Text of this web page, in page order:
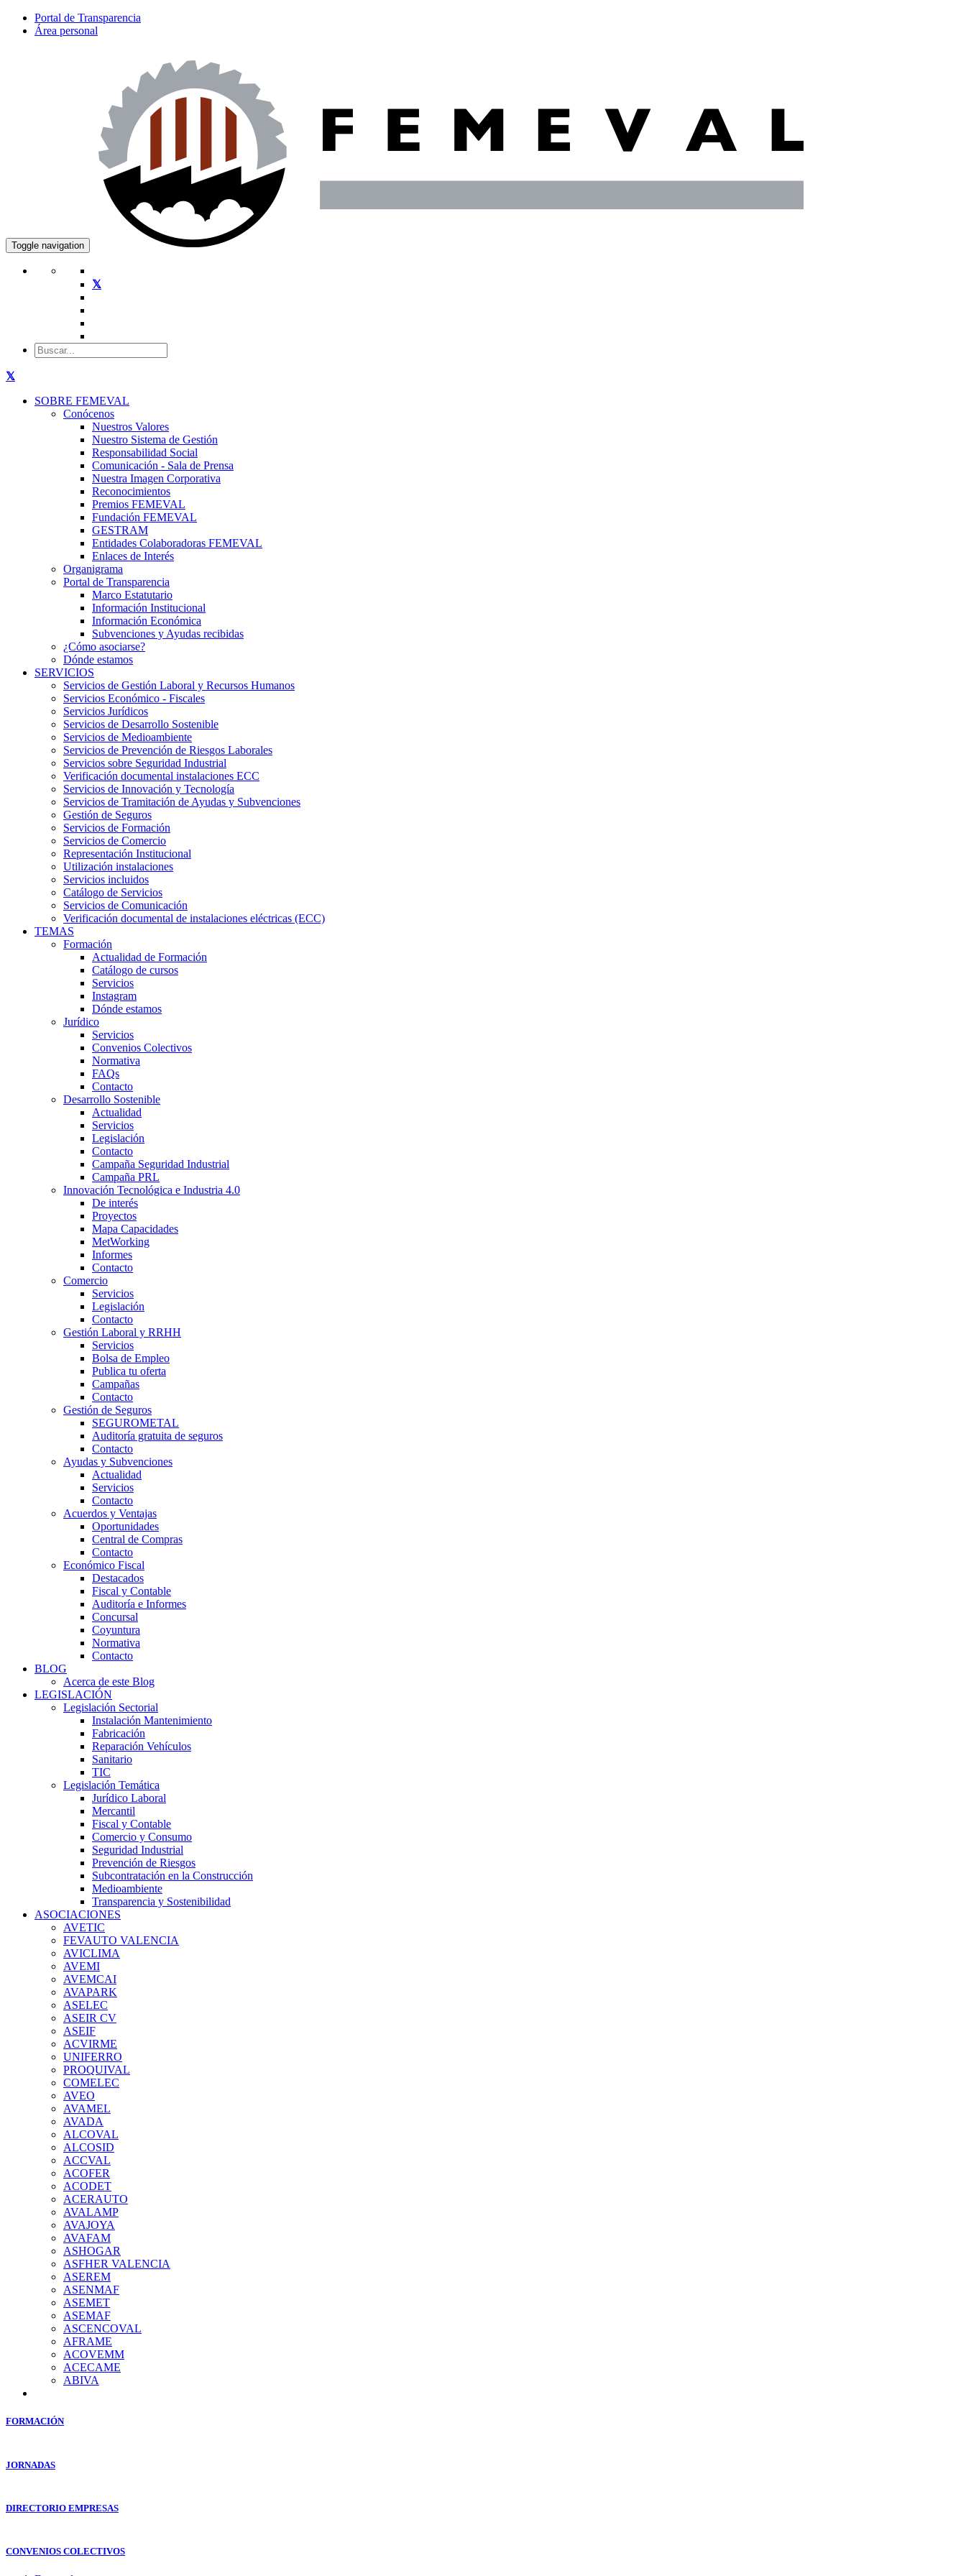
Portal de Transparencia
Área personal
Toggle navigation
SOBRE FEMEVAL
Conócenos
Nuestros Valores
Nuestro Sistema de Gestión
Responsabilidad Social
Comunicación - Sala de Prensa
Nuestra Imagen Corporativa
Reconocimientos
Premios FEMEVAL
Fundación FEMEVAL
GESTRAM
Entidades Colaboradoras FEMEVAL
Enlaces de Interés
Organigrama
Portal de Transparencia
Marco Estatutario
Información Institucional
Información Económica
Subvenciones y Ayudas recibidas
¿Cómo asociarse?
Dónde estamos
SERVICIOS
Servicios de Gestión Laboral y Recursos Humanos
Servicios Económico - Fiscales
Servicios Jurídicos
Servicios de Desarrollo Sostenible
Servicios de Medioambiente
Servicios de Prevención de Riesgos Laborales
Servicios sobre Seguridad Industrial
Verificación documental instalaciones ECC
Servicios de Innovación y Tecnología
Servicios de Tramitación de Ayudas y Subvenciones
Gestión de Seguros
Servicios de Formación
Servicios de Comercio
Representación Institucional
Utilización instalaciones
Servicios incluidos
Catálogo de Servicios
Servicios de Comunicación
Verificación documental de instalaciones eléctricas (ECC)
TEMAS
Formación
Actualidad de Formación
Catálogo de cursos
Servicios
Instagram
Dónde estamos
Jurídico
Servicios
Convenios Colectivos
Normativa
FAQs
Contacto
Desarrollo Sostenible
Actualidad
Servicios
Legislación
Contacto
Campaña Seguridad Industrial
Campaña PRL
Innovación Tecnológica e Industria 4.0
De interés
Proyectos
Mapa Capacidades
MetWorking
Informes
Contacto
Comercio
Servicios
Legislación
Contacto
Gestión Laboral y RRHH
Servicios
Bolsa de Empleo
Publica tu oferta
Campañas
Contacto
Gestión de Seguros
SEGUROMETAL
Auditoría gratuita de seguros
Contacto
Ayudas y Subvenciones
Actualidad
Servicios
Contacto
Acuerdos y Ventajas
Oportunidades
Central de Compras
Contacto
Económico Fiscal
Destacados
Fiscal y Contable
Auditoría e Informes
Concursal
Coyuntura
Normativa
Contacto
BLOG
Acerca de este Blog
LEGISLACIÓN
Legislación Sectorial
Instalación Mantenimiento
Fabricación
Reparación Vehículos
Sanitario
TIC
Legislación Temática
Jurídico Laboral
Mercantil
Fiscal y Contable
Comercio y Consumo
Seguridad Industrial
Prevención de Riesgos
Subcontratación en la Construcción
Medioambiente
Transparencia y Sostenibilidad
ASOCIACIONES
AVETIC
FEVAUTO VALENCIA
AVICLIMA
AVEMI
AVEMCAI
AVAPARK
ASELEC
ASEIR CV
ASEIF
ACVIRME
UNIFERRO
PROQUIVAL
COMELEC
AVEO
AVAMEL
AVADA
ALCOVAL
ALCOSID
ACCVAL
ACOFER
ACODET
ACERAUTO
AVALAMP
AVAJOYA
AVAFAM
ASHOGAR
ASFHER VALENCIA
ASEREM
ASENMAF
ASEMET
ASEMAF
ASCENCOVAL
AFRAME
ACOVEMM
ACECAME
ABIVA
FORMACIÓN
JORNADAS
DIRECTORIO EMPRESAS
CONVENIOS COLECTIVOS